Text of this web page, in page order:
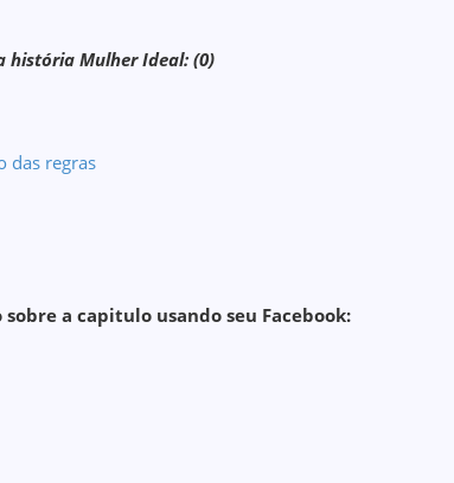
história Mulher Ideal: (0)
das regras
a capitulo usando seu Facebook: